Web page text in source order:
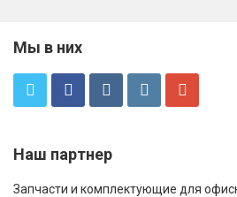
Мы в них
Наш партнер
Запчасти и комплектующие для